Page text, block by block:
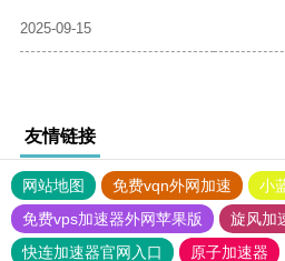
2025-09-15
友情链接
网站地图 免费vqn外网加速
小
免费vps加速器外网苹果版
旋风加
快连加速器官网入口
原子加速器